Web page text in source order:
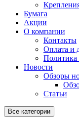
Бумага
Акции
О компании
Контакты
Оплата и
Политика
Новости
Обзоры
Статьи
Все категории